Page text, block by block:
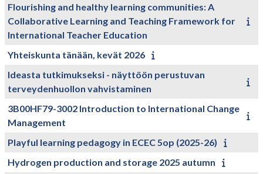
Flourishing and healthy learning communities: A
Collaborative Learning and Teaching Framework for
International Teacher Education
Yhteiskunta tänään, kevät 2026
Ideasta tutkimukseksi - näyttöön perustuvan
terveydenhuollon vahvistaminen
3B00HF79-3002 Introduction to International Change
Management
Playful learning pedagogy in ECEC 5op (2025-26)
Hydrogen production and storage 2025 autumn